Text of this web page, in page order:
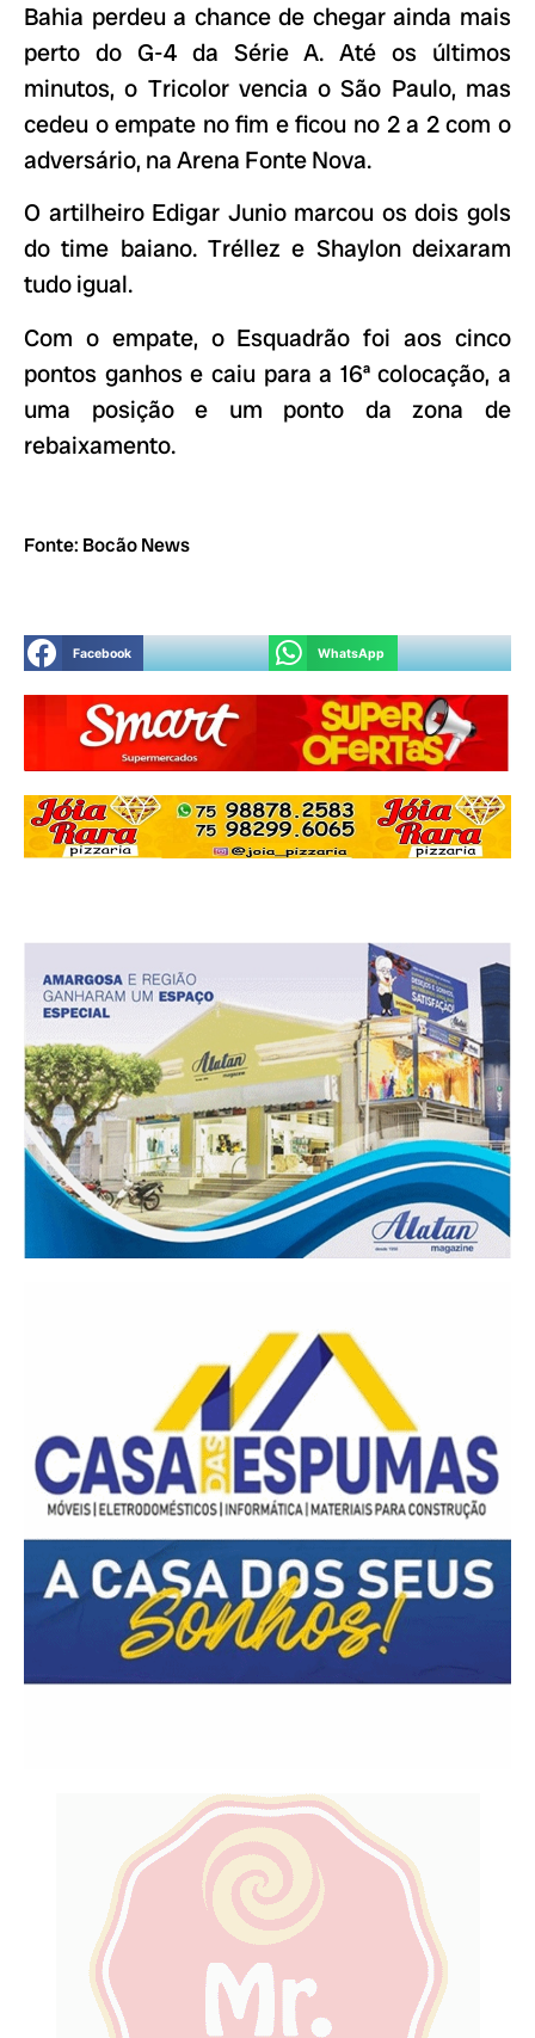
Bahia perdeu a chance de chegar ainda mais
perto do G-4 da Série A. Até os últimos
minutos, o Tricolor vencia o São Paulo, mas
cedeu o empate no fim e ficou no 2 a 2 com o
adversário, na Arena Fonte Nova.
O artilheiro Edigar Junio marcou os dois gols
do time baiano. Tréllez e Shaylon deixaram
tudo igual.
Com o empate, o Esquadrão foi aos cinco
pontos ganhos e caiu para a 16ª colocação, a
uma posição e um ponto da zona de
rebaixamento.
Fonte: Bocão News
Facebook WhatsApp